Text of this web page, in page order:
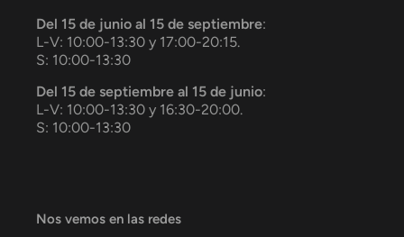
Del 15 de junio al 15 de septiembre:
L-V: 10:00-13:30 y 17:00-20:15.
S: 10:00-13:30
Del 15 de septiembre al 15 de junio:
L-V: 10:00-13:30 y 16:30-20:00.
S: 10:00-13:30
Nos vemos en las redes